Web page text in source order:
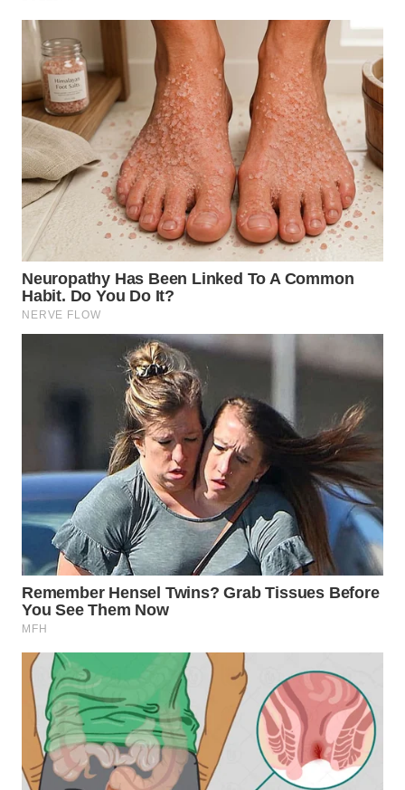
TANGERANG
WN
BINJAI
WN
CIREBON
WN
INDRAMAYU
KUNINGAN
WN
SUKABUMI
WN
PURWAKARTA
WN
PRIANGAN
WN
SEMARANG
WN
SOLO